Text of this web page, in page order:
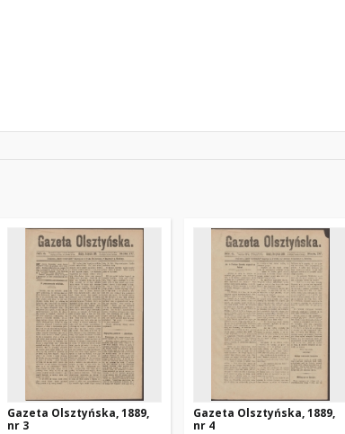
Gazeta Olsztyńska, 1889,
nr 3
Gazeta Olsztyńska, 1889,
nr 4